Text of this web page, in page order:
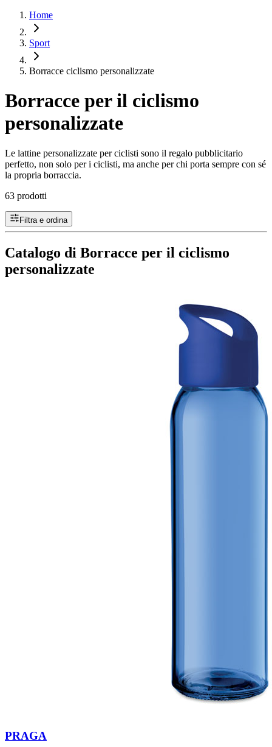
Home
Sport
Borracce ciclismo personalizzate
Borracce per il ciclismo
personalizzate
Le lattine personalizzate per ciclisti sono il regalo pubblicitario
perfetto, non solo per i ciclisti, ma anche per chi porta sempre con sé
la propria borraccia.
63 prodotti
Filtra e ordina
Catalogo di Borracce per il ciclismo
personalizzate
PRAGA